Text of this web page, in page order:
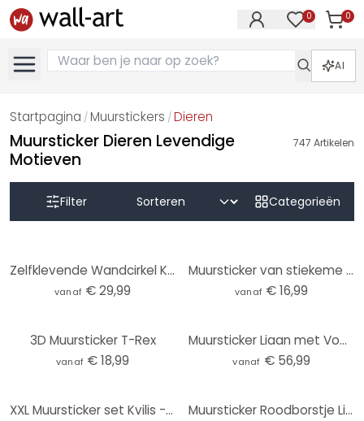
0 0
AI
Startpagina / Muurstickers /Dieren
Muursticker Dieren Levendige
Motieven
747 Artikelen
Filter Categorieën
Zelfklevende Wandcirkel Kikki Belle - Jungle Jive
vanaf € 29,99
Muursticker van stiekeme kat - Graves
vanaf € 16,99
3D Muursticker T-Rex
vanaf € 18,99
Muursticker Liaan met Vogels
vanaf € 56,99
XXL Muursticker set Kvilis - Onderwater (53-delig)
Muursticker Roodborstje Lievelingsplek